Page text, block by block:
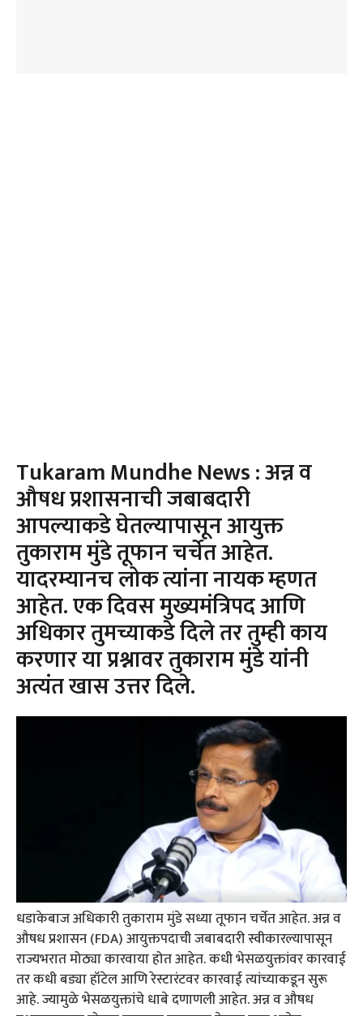
Tukaram Mundhe News : अन्न व
औषध प्रशासनाची जबाबदारी
आपल्याकडे घेतल्यापासून आयुक्त
तुकाराम मुंडे तूफान चर्चेत आहेत.
यादरम्यानच लोक त्यांना नायक म्हणत
आहेत. एक दिवस मुख्यमंत्रिपद आणि
अधिकार तुमच्याकडे दिले तर तुम्ही काय
करणार या प्रश्नावर तुकाराम मुंडे यांनी
अत्यंत खास उत्तर दिले.
धडाकेबाज अधिकारी तुकाराम मुंडे सध्या तूफान चर्चेत आहेत. अन्न व
औषध प्रशासन (FDA) आयुक्तपदाची जबाबदारी स्वीकारल्यापासून
राज्यभरात मोठ्या कारवाया होत आहेत. कधी भेसळयुक्तांवर कारवाई
तर कधी बड्या हॉटेल आणि रेस्टारंटवर कारवाई त्यांच्याकडून सुरू
आहे. ज्यामुळे भेसळयुक्तांचे धाबे दणाणली आहेत. अन्न व औषध